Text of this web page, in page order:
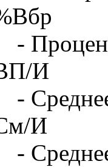
-
И
-
И
-